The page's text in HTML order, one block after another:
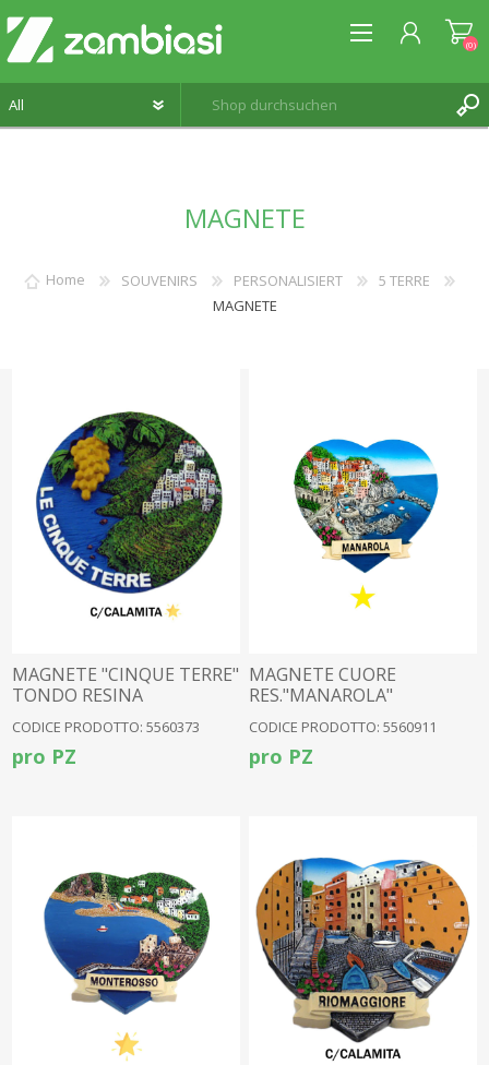
(0)
MAGNETE
Home SOUVENIRS PERSONALISIERT
5 TERRE
MAGNETE
MAGNETE "CINQUE TERRE"
TONDO RESINA
CODICE PRODOTTO: 5560373
pro PZ
MAGNETE CUORE
RES."MANAROLA"
CODICE PRODOTTO: 5560911
pro PZ